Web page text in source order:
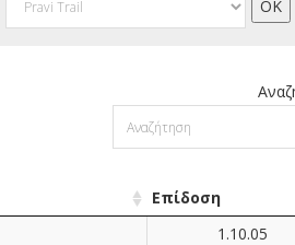
Επίδοση
1.10.05